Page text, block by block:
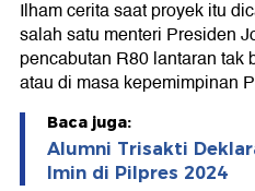
Ilham cerita saat proyek itu
salah satu menteri Presiden
pencabutan R80 lantaran tak
atau di masa kepemimpinan
Baca juga:
Alumni Trisakti
Imin di Pilpres 2024